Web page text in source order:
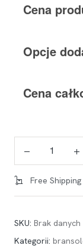
Cena
Opcje
Cena
Free
SKU: Brak danych
Kategorii: